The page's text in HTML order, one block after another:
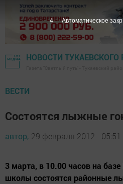
НОВОСТИ ТУКАЕВСКОГО
ВЕСТИ
Состоятся лыжные
автор, 29 февраля 2012 - 05:51
3 марта, в 10.00 часов на
школы состоятся районные
3 Автоматическое